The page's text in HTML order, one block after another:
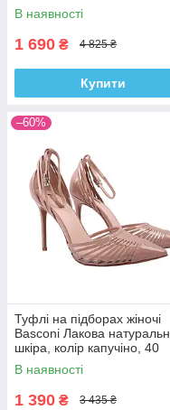
В наявності
1 690 ₴ 4 825 ₴
Купити
–60%
Туфлі на підборах жіночі
Basconi Лакова
шкіра, колір капучіно, 40
В наявності
1 390 ₴ 3 435 ₴